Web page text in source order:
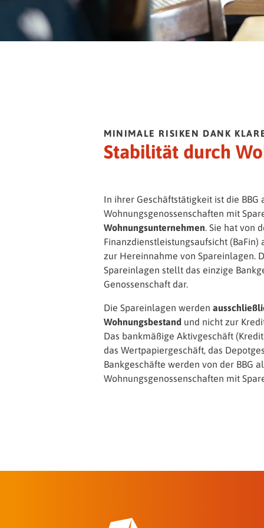
MINIMALE RISIKEN DANK
Stabilität durch
In ihrer Geschäftstätigkeit ist die BBG
Wohnungsgenossenschaften mit
Wohnungsunternehmen. Sie hat von
Finanzdienstleistungsaufsicht
zur Hereinnahme von Spareinlagen.
Spareinlagen stellt das einzige
Genossenschaft dar.
Die Spareinlagen werden
Wohnungsbestand und nicht zur
Das bankmäßige Aktivgeschäft
das Wertpapiergeschäft, das
Bankgeschäfte werden von der BBG
Wohnungsgenossenschaften mit